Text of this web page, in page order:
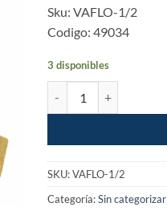
Sku: VAFLO-1/2
Codigo: 49034
3 disponibles
SKU:VAFLO-1/2
Categoría:Sin categorizar